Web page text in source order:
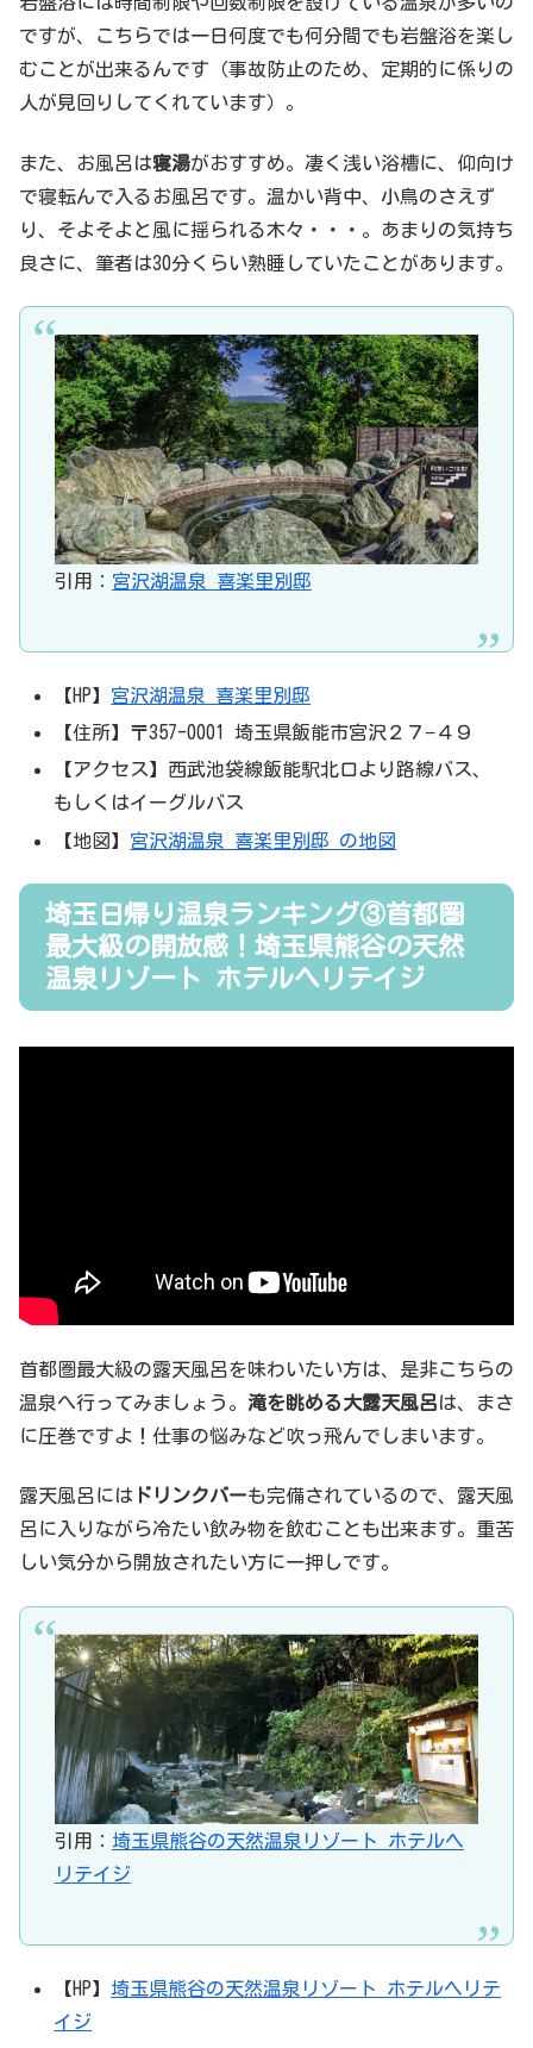
ですが、こちらでは一日何度でも何分間でも岩盤浴を楽し
むことが出来るんです（事故防止のため、定期的に係りの
人が見回りしてくれています）。
また、お風呂は寝湯がおすすめ。凄く浅い浴槽に、仰向け
で寝転んで入るお風呂です。温かい背中、小鳥のさえず
り、そよそよと風に揺られる木々・・・。あまりの気持ち
良さに、筆者は30分くらい熟睡していたことがあります。
引用： 宮沢湖温泉 喜楽里別邸
【HP】 宮沢湖温泉 喜楽里別邸
【住所】〒357-0001 埼玉県飯能市宮沢２７−４９
【アクセス】西武池袋線飯能駅北口より路線バス、
もしくはイーグルバス
【地図】 宮沢湖温泉 喜楽里別邸 の地図
埼玉日帰り温泉ランキング③首都圏
最大級の開放感！埼玉県熊谷の天然
温泉リゾート ホテルヘリテイジ
首都圏最大級の露天風呂を味わいたい方は、是非こちらの
温泉へ行ってみましょう。 滝を眺める大露天風呂は、まさ
に圧巻ですよ！仕事の悩みなど吹っ飛んでしまいます。
露天風呂には ドリンクバーも完備されているので、露天風
呂に入りながら冷たい飲み物を飲むことも出来ます。重苦
しい気分から開放されたい方に一押しです。
引用： 埼玉県熊谷の天然温泉リゾート ホテルヘ
リテイジ
【HP】 埼玉県熊谷の天然温泉リゾート ホテルヘリテ
イジ